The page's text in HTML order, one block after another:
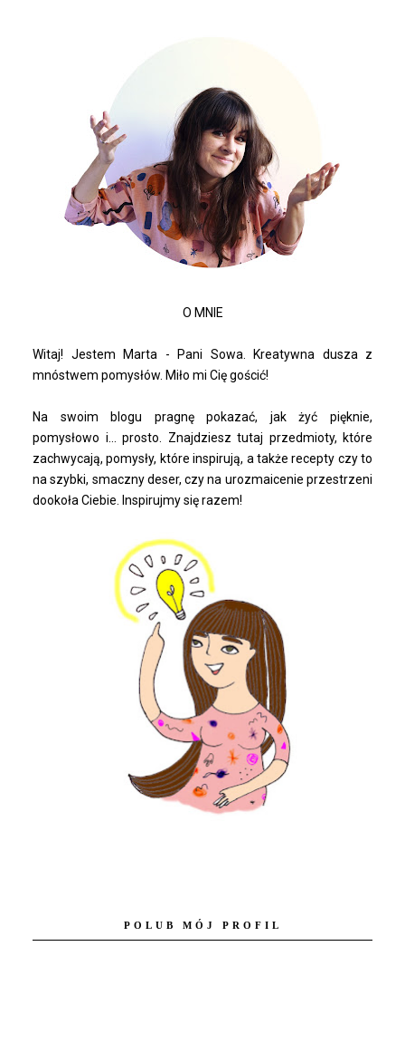
O MNIE
Witaj! Jestem Marta - Pani Sowa. Kreatywna dusza z
mnóstwem pomysłów. Miło mi Cię gościć!
Na swoim blogu pragnę pokazać, jak żyć pięknie,
pomysłowo i... prosto. Znajdziesz tutaj przedmioty, które
zachwycają, pomysły, które inspirują, a także recepty czy to
na szybki, smaczny deser, czy na urozmaicenie przestrzeni
dookoła Ciebie. Inspirujmy się razem!
POLUB MÓJ PROFIL